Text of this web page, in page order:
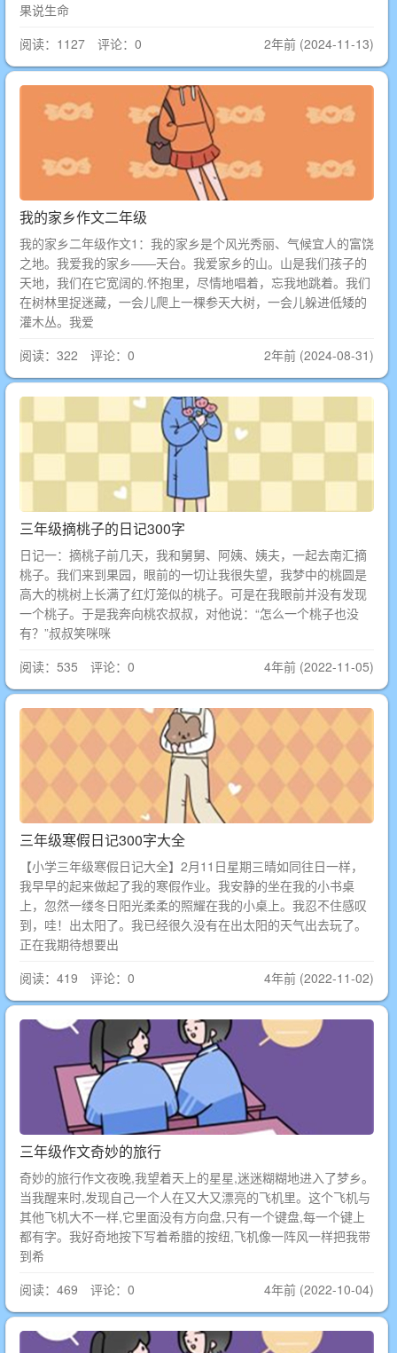
果说生命
阅读：1127 评论：0
2年前 (2024-11-13)
我的家乡作文二年级
我的家乡二年级作文1：我的家乡是个风光秀丽、气候宜人的富饶
之地。我爱我的家乡——天台。我爱家乡的山。山是我们孩子的
天地，我们在它宽阔的.怀抱里，尽情地唱着，忘我地跳着。我们
在树林里捉迷藏，一会儿爬上一棵参天大树，一会儿躲进低矮的
灌木丛。我爱
阅读：322 评论：0
2年前 (2024-08-31)
三年级摘桃子的日记300字
日记一：摘桃子前几天，我和舅舅、阿姨、姨夫，一起去南汇摘
桃子。我们来到果园，眼前的一切让我很失望，我梦中的桃圆是
高大的桃树上长满了红灯笼似的桃子。可是在我眼前并没有发现
一个桃子。于是我奔向桃农叔叔，对他说：“怎么一个桃子也没
有？”叔叔笑咪咪
阅读：535 评论：0
4年前 (2022-11-05)
三年级寒假日记300字大全
【小学三年级寒假日记大全】2月11日星期三晴如同往日一样，
我早早的起来做起了我的寒假作业。我安静的坐在我的小书桌
上，忽然一缕冬日阳光柔柔的照耀在我的小桌上。我忍不住感叹
到，哇！出太阳了。我已经很久没有在出太阳的天气出去玩了。
正在我期待想要出
阅读：419 评论：0
4年前 (2022-11-02)
三年级作文奇妙的旅行
奇妙的旅行作文夜晚,我望着天上的星星,迷迷糊糊地进入了梦乡。
当我醒来时,发现自己一个人在又大又漂亮的飞机里。这个飞机与
其他飞机大不一样,它里面没有方向盘,只有一个键盘,每一个键上
都有字。我好奇地按下写着希腊的按纽,飞机像一阵风一样把我带
到希
阅读：469 评论：0
4年前 (2022-10-04)